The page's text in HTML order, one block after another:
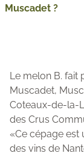
Muscadet ?
Le melon B. fait
Muscadet,
Coteaux-de-la-
des Crus
«Ce cépage est
des vins de